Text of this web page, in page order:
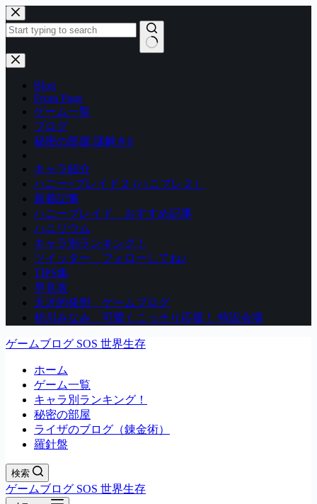
コ
ン
テ
ン
ツ
結
Blog
Front Page
ゲーム一覧
ブログ
秘密の部屋 謎解き0
キャラ紹介
ハニー×ブレイド２ (ハニブレ２）
新着記事
ハニーブレイド おすすめ記事
ハニリウム
キャラ別ランキング！
ツイッター フォローしてね♪
TIPS集
早見表
天才的発想 ゲームブログ
初川みなみ 可愛くこっそり応援！ 特設会場
ゲームブログ SOS 世界生存
ホーム
ゲーム一覧
キャラ別ランキング！
秘密の部屋
ライザのブログ（錬金術）
羅針盤
検索
ゲームブログ SOS 世界生存